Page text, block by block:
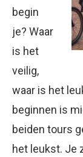
begin
je? Waar
is het
veilig,
waar is het
beginnen is
beiden tours
het leukst. Je